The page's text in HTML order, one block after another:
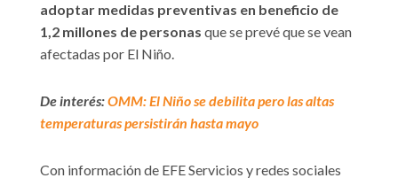
adoptar medidas preventivas en beneficio de
1,2 millones de personas que se prevé que se vean
afectadas por El Niño.
De interés:OMM: El Niño se debilita pero las altas
temperaturas persistirán hasta mayo
Con información de EFE Servicios y redes sociales